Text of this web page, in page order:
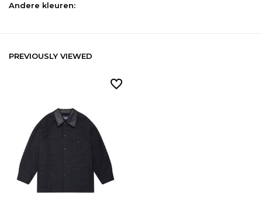
Andere kleuren:
PREVIOUSLY VIEWED